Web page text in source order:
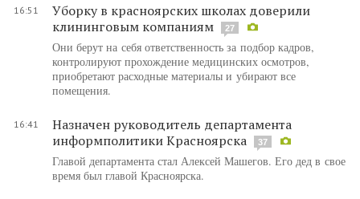
16:51
Уборку в красноярских школах доверили
клининговым компаниям
27
Они берут на себя ответственность за подбор кадров,
контролируют прохождение медицинских осмотров,
приобретают расходные материалы и убирают все
помещения.
16:41
Назначен руководитель департамента
информполитики Красноярска
37
Главой департамента стал Алексей Машегов. Его дед в свое
время был главой Красноярска.